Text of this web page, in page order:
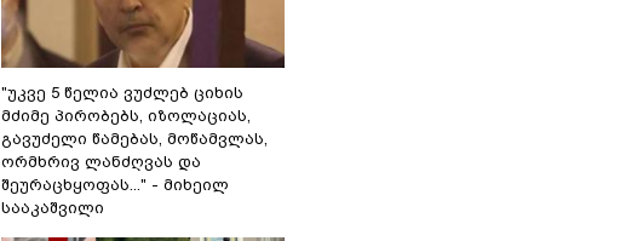
"უკვე 5 წელია ვუძლებ ციხის
მძიმე პირობებს, იზოლაციას,
გავუძელი წამებას, მოწამვლას,
ორმხრივ ლანძღვას და
შეურაცხყოფას..." - მიხეილ
სააკაშვილი